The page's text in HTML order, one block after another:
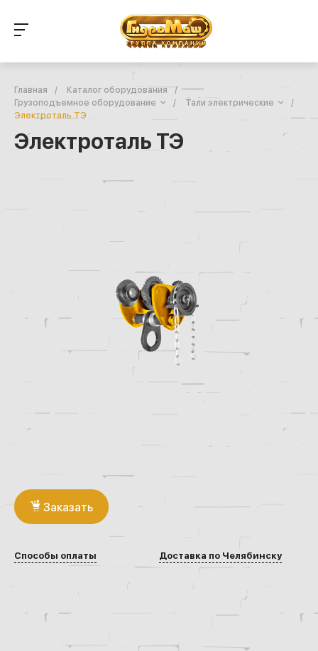
Главная / Каталог оборудования
/
Грузоподъемное оборудование
/ Тали электрические
/
Электроталь ТЭ
Электроталь ТЭ
Заказать
Способы оплаты Доставка по Челябинску